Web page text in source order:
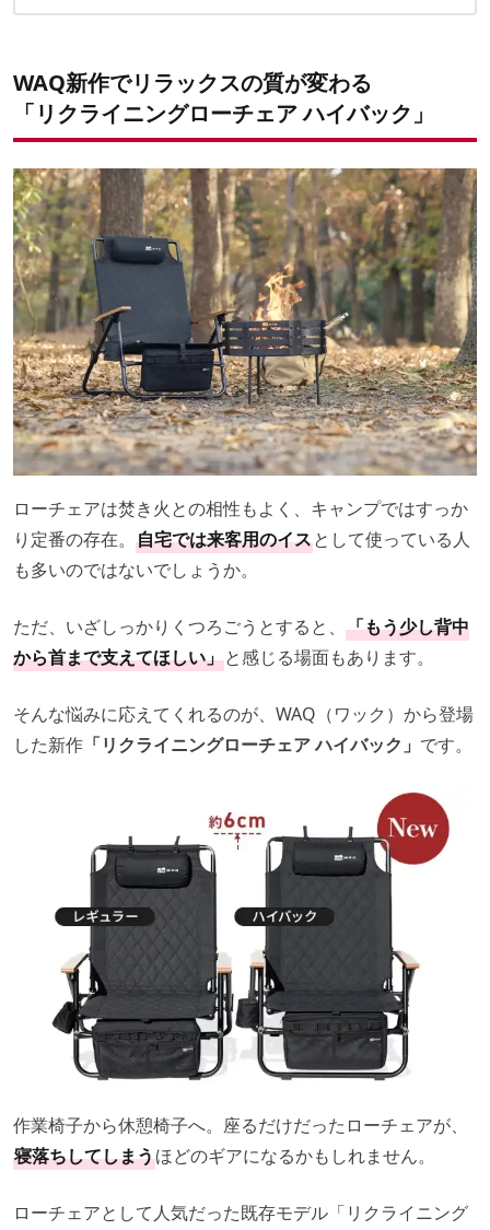
✔️こちらの記事もおすすめ
WAQ新作でリラックスの質が変わる
「リクライニングローチェア ハイバック」
ローチェアは焚き火との相性もよく、キャンプではすっか
り定番の存在。 自宅では来客用のイスとして使っている人
も多いのではないでしょうか。
ただ、いざしっかりくつろごうとすると、 「もう少し背中
から首まで支えてほしい」と感じる場面もあります。
そんな悩みに応えてくれるのが、WAQ（ワック）から登場
した新作 「リクライニングローチェア ハイバック」 です。
作業椅子から休憩椅子へ。座るだけだったローチェアが、
寝落ちしてしまうほどのギアになるかもしれません。
ローチェアとして人気だった既存モデル「リクライニング